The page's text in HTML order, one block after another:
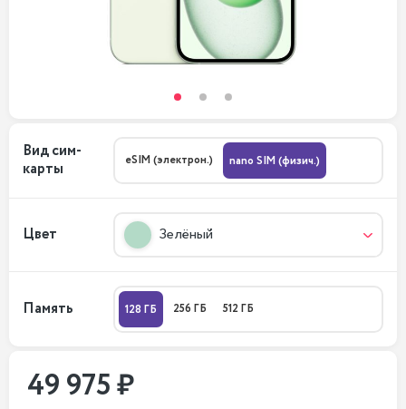
Вид сим-
карты
eSIM (электрон.) nano SIM (физич.)
Цвет Зелёный
Память 128 ГБ 256 ГБ 512 ГБ
49 975 ₽